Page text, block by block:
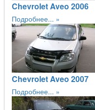
Chevrolet Aveo 2006
Подробнее...
Chevrolet Aveo 2007
Подробнее...